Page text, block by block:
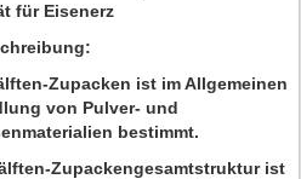
für Eisenerz
Zupacken ist im Allgemeinen
von Pulver- und
bestimmt.
Zupackengesamtstruktur ist